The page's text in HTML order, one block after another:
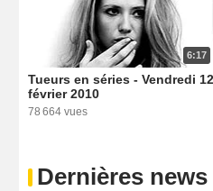
6:17
Tueurs en séries - Vendredi 12
février 2010
78 664 vues
Dernières news